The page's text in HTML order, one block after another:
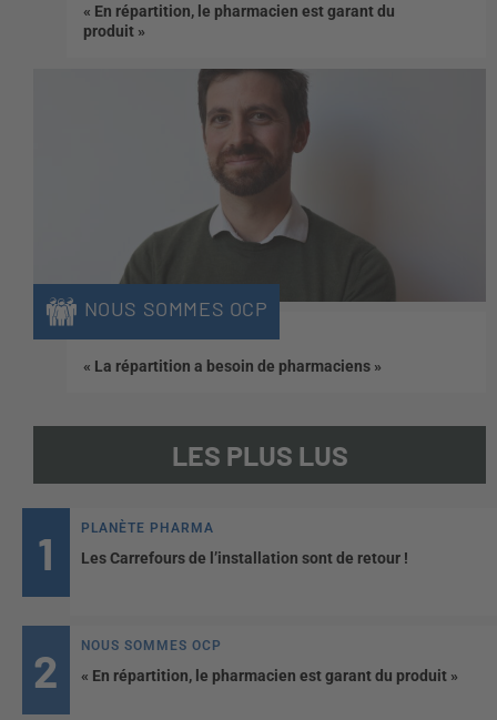
« En répartition, le pharmacien est garant du
produit »
NOUS SOMMES OCP
« La répartition a besoin de pharmaciens »
LES PLUS LUS
PLANÈTE PHARMA
Les Carrefours de l’installation sont de retour !
NOUS SOMMES OCP
« En répartition, le pharmacien est garant du produit »